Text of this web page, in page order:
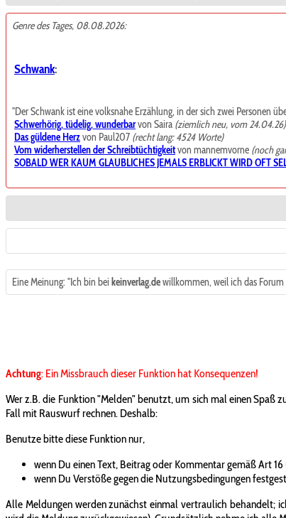
Genre des Tages, 08.08.2026:
Schwank:
"Der Schwank ist eine volksnahe Erzählung, in der sich zwei Personen
Schwerhörig, tüdelig, wunderbarvon Saira (ziemlich neu, vom 24.04.26)
Das güldene Herzvon Paul207 (recht lang: 4524 Worte)
Vom widerherstellen der Schreibtüchtigkeitvon mannemvorne (noch
SOBALD WER KAUM GLAUBLICHES JEMALS ERBLICKT WIRD OFT
Eine Meinung: "Ich bin bei keinverlag.dewillkommen, weil ich das
Achtung: Ein Missbrauch dieser Funktion hat Konsequenzen!
Wer z.B. die Funktion "Melden" benutzt, um sich mal einen Spaß
Fall mit Rauswurf rechnen. Deshalb:
Benutze bitte diese Funktion nur,
wenn Du einen Text, Beitrag oder Kommentar gemäß Art
wenn Du Verstöße gegen die Nutzungsbedingungen
Alle Meldungen werden zunächst einmal vertraulich behandelt;